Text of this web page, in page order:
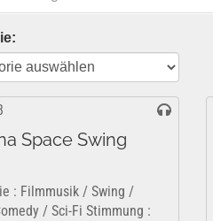
Space Swing
: Filmmusik / Swing /
/ Sci-Fi Stimmung :